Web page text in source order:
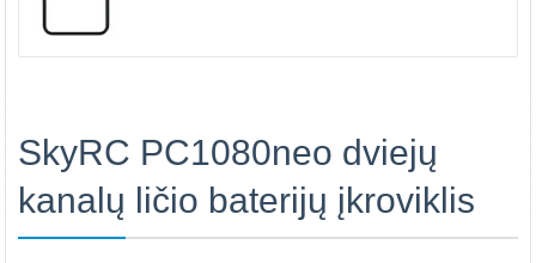
SkyRC PC1080neo dviejų
kanalų ličio baterijų įkroviklis